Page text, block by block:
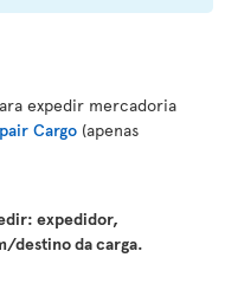
expedir mercadoria
Cargo (apenas
expedidor,
destino da carga.